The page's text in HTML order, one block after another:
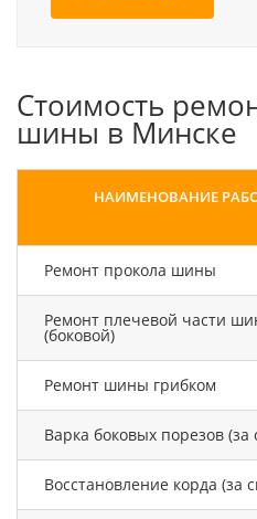
Стоимость
шины в Минске
НАИМЕНОВАНИЕ
Ремонт прокола шины
Ремонт плечевой части
(боковой)
Ремонт шины грибком
Варка боковых порезов (за
Восстановление корда (за